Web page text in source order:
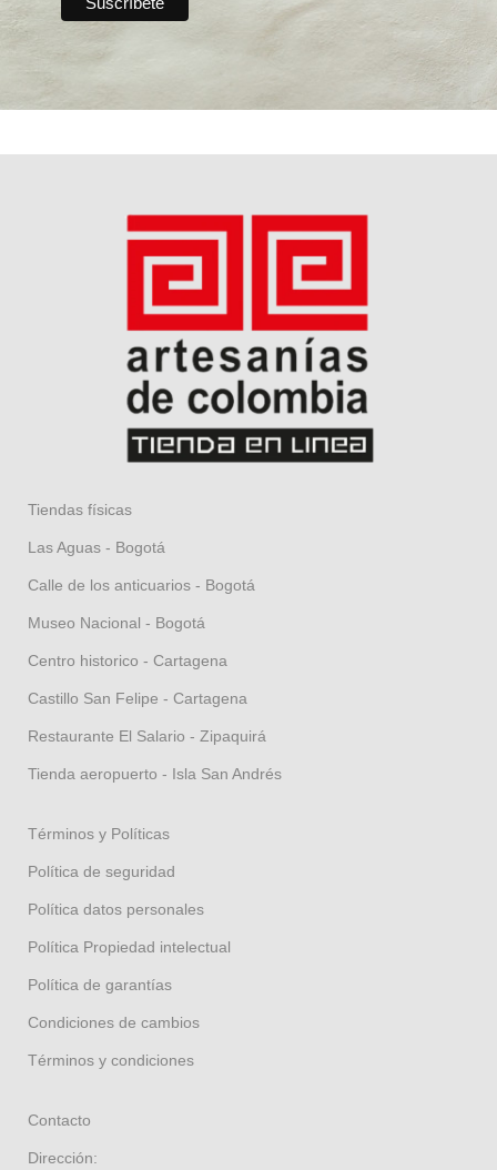
Tiendas físicas
Las Aguas - Bogotá
Calle de los anticuarios - Bogotá
Museo Nacional - Bogotá
Centro historico - Cartagena
Castillo San Felipe - Cartagena
Restaurante El Salario - Zipaquirá
Tienda aeropuerto - Isla San Andrés
Términos y Políticas
Política de seguridad
Política datos personales
Política Propiedad intelectual
Política de garantías
Condiciones de cambios
Términos y condiciones
Contacto
Dirección: